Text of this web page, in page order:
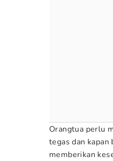
Orangtua perlu
tegas dan kapan
memberikan